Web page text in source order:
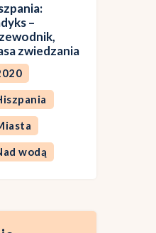
–
zwiedzania
wodą